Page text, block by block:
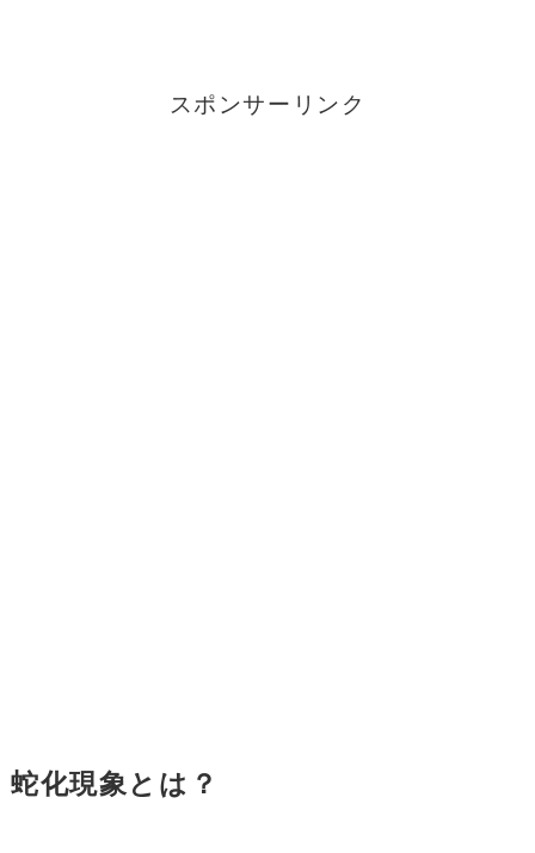
スポンサーリンク
蛇化現象とは？